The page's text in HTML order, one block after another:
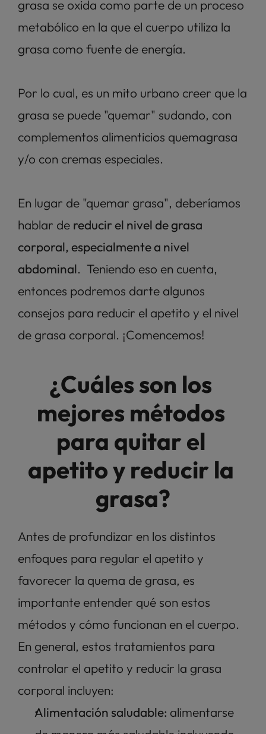
grasa se oxida como parte de un proceso
metabólico en la que el cuerpo utiliza la
grasa como fuente de energía.
Por lo cual, es un mito urbano creer que la
grasa se puede "quemar" sudando, con
complementos alimenticios quemagrasa
y/o con cremas especiales.
En lugar de "quemar grasa", deberíamos
hablar de reducir el nivel de grasa
corporal, especialmente a nivel
abdominal.  Teniendo eso en cuenta,
entonces podremos darte algunos
consejos para reducir el apetito y el nivel
de grasa corporal. ¡Comencemos!
¿Cuáles son los
mejores métodos
para quitar el
apetito y reducir la
grasa?
Antes de profundizar en los distintos
enfoques para regular el apetito y
favorecer la quema de grasa, es
importante entender qué son estos
métodos y cómo funcionan en el cuerpo.
En general, estos tratamientos para
controlar el apetito y reducir la grasa
corporal incluyen:
Alimentación saludable: alimentarse